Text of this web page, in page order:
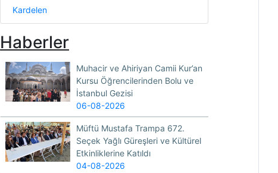
Kardelen
Haberler
Muhacir ve Ahiriyan Camii Kur’an
Kursu Öğrencilerinden Bolu ve
İstanbul Gezisi
06-08-2026
Müftü Mustafa Trampa 672.
Seçek Yağlı Güreşleri ve Kültürel
Etkinliklerine Katıldı
04-08-2026